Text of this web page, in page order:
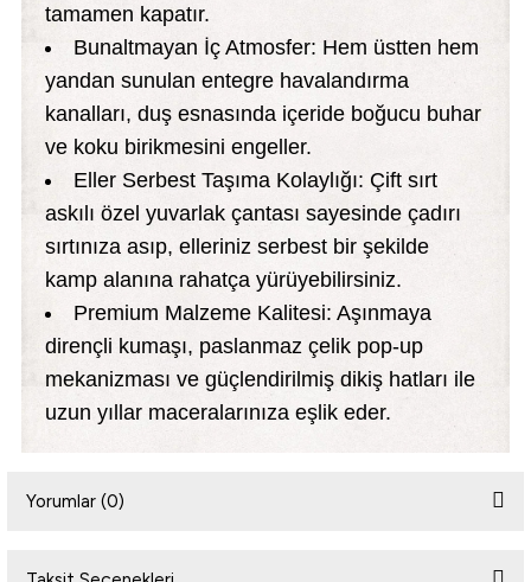
tamamen kapatır.
Bunaltmayan İç Atmosfer: Hem üstten hem
yandan sunulan entegre havalandırma
kanalları, duş esnasında içeride boğucu buhar
ve koku birikmesini engeller.
Eller Serbest Taşıma Kolaylığı: Çift sırt
askılı özel yuvarlak çantası sayesinde çadırı
sırtınıza asıp, elleriniz serbest bir şekilde
kamp alanına rahatça yürüyebilirsiniz.
Premium Malzeme Kalitesi: Aşınmaya
dirençli kumaşı, paslanmaz çelik pop-up
mekanizması ve güçlendirilmiş dikiş hatları ile
uzun yıllar maceralarınıza eşlik eder.
Yorumlar (0)